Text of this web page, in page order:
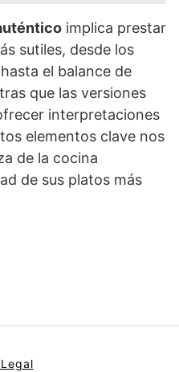
implica prestar
sutiles, desde los
el balance de
que las versiones
interpretaciones
elementos clave nos
de la cocina
de sus platos más